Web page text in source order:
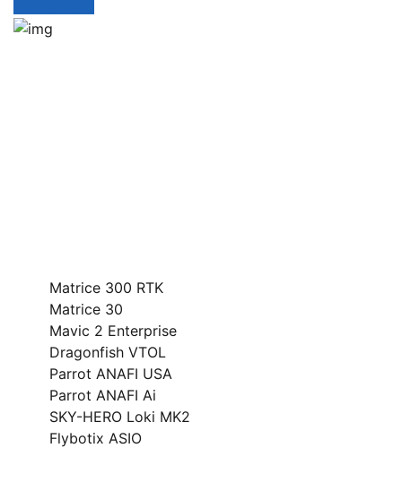
Matrice 300 RTK
Matrice 30
Mavic 2 Enterprise
Dragonfish VTOL
Parrot ANAFI USA
Parrot ANAFI Ai
SKY-HERO Loki MK2
Flybotix ASIO